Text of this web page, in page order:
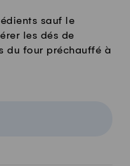
sauf le
les dés de
du four préchauffé à